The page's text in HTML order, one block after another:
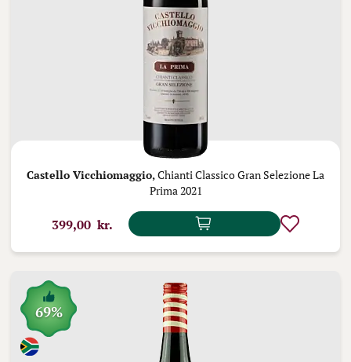
Castello Vicchiomaggio, Chianti Classico Gran Selezione La
Prima 2021
399,00 kr.
69%